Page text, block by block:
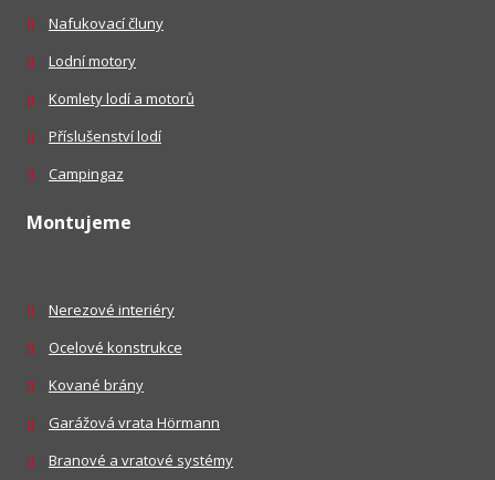
Nafukovací čluny
Lodní motory
Komlety lodí a motorů
Příslušenství lodí
Campingaz
Montujeme
Nerezové interiéry
Ocelové konstrukce
Kované brány
Garážová vrata Hörmann
Branové a vratové systémy